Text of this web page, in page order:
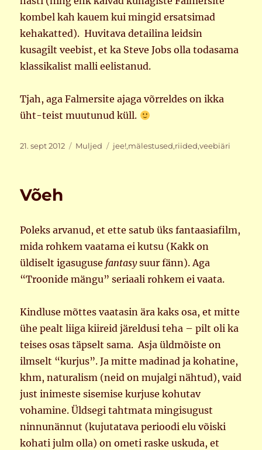
kombel kah kauem kui mingid ersatsimad
kehakatted). Huvitava detailina leidsin
kusagilt veebist, et ka Steve Jobs olla todasama
klassikalist malli eelistanud.
Tjah, aga Falmersite ajaga võrreldes on ikka
üht-teist muutunud küll.
Postitatud
21. sept 2012 Rubriigid
Muljed Sildid
jee!,mälestused,riided,veebiäri
Võeh
Poleks arvanud, et ette satub üks fantaasiafilm,
mida rohkem vaatama ei kutsu (Kakk on
üldiselt igasuguse fantasysuur fänn). Aga
“Troonide mängu” seriaali rohkem ei vaata.
Kindluse mõttes vaatasin ära kaks osa, et mitte
ühe pealt liiga kiireid järeldusi teha – pilt oli ka
teises osas täpselt sama. Asja üldmõiste on
ilmselt “kurjus”. Ja mitte madinad ja kohatine,
khm, naturalism (neid on mujalgi nähtud), vaid
just inimeste sisemise kurjuse kohutav
vohamine. Üldsegi tahtmata mingisugust
ninnunännut (kujutatava perioodi elu võiski
kohati julm olla) on ometi raske uskuda, et